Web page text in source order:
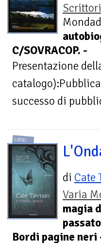
C/SOVRACOP. -
Presentazione
successo di
LIBRI
di Cate
Varia
magia
Bordi pagine neri